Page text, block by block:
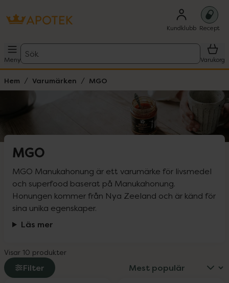
Kundklubb Recept
Meny
Sök
Varukorg
Hem Varumärken MGO
MGO
MGO Manukahonung är ett varumärke för livsmedel
och superfood baserat på Manukahonung.
Honungen kommer från Nya Zeeland och är känd för
sina unika egenskaper.
Läs mer
Visar 10 produkter
Filter